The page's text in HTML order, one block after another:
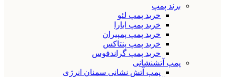
برند پمپ
خرید پمپ لئو
خرید پمپ ابارا
خرید پمپ پمپیران
خرید پمپ پنتاکس
خرید پمپ گراندفوس
پمپ آتشنشانی
پمپ آتش نشانی سمنان انرژی